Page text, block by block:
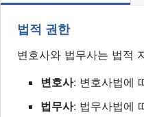
법적 권한
변호사와 법무사는 법적
변호사: 변호사법에
법무사: 법무사법에